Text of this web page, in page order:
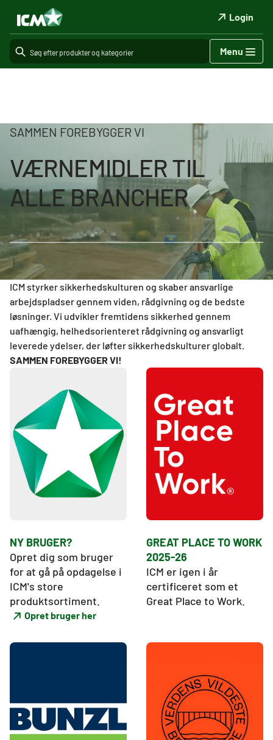
Login
Menu
SAMMEN FOREBYGGER VI
VÆRNEMIDLER TIL
ALLE BRANCHER
ICM styrker sikkerhedskulturen og skaber ansvarlige
arbejdspladser gennem viden, rådgivning og de bedste
løsninger. Vi udvikler fremtidens sikkerhed gennem
uafhængig, helhedsorienteret rådgivning og ansvarligt
leverede ydelser, der løfter sikkerhedskulturer globalt.
SAMMEN FOREBYGGER VI!
NY BRUGER?
Opret dig som bruger
for at gå på opdagelse i
ICM's store
produktsortiment.
Opret bruger her
GREAT PLACE TO WORK
2025-26
ICM er igen i år
certificeret som et
Great Place to Work.